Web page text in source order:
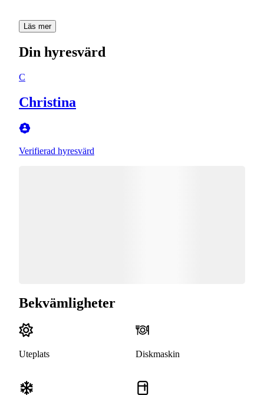
Läs mer
Din hyresvärd
C
Christina
Verifierad hyresvärd
Bekvämligheter
Uteplats Diskmaskin